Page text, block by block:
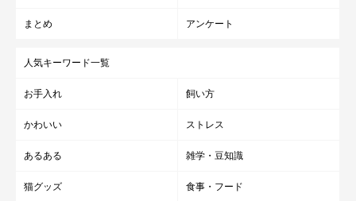
飼い主さん：
「先住の老犬たちが亡くなって悲しみでいっぱいだったとき、あ
で、あんこなしの生活は考えられません。まんまるの目もツヤツ
ヤの毛並みも、抱っこが大好きなところも可愛くてしょうがない
来年の春に私が出産予定なので、赤ちゃんとの関係がどうなるの
まとめ アンケート
人気キーワード一覧
お手入れ 飼い方
かわいい ストレス
あるある 雑学・豆知識
猫グッズ 食事・フード